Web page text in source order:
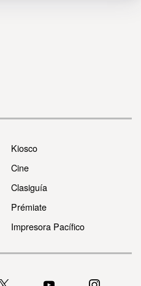
Kiosco
Cine
Clasiguía
Prémiate
Impresora Pacífico